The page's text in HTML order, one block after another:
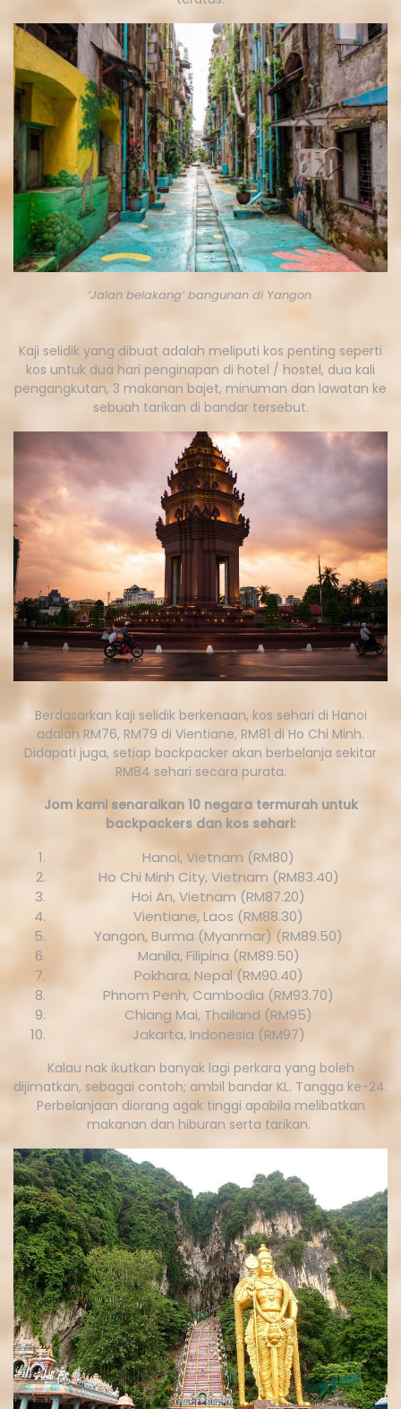
‘Jalan belakang’ bangunan di Yangon.
Kaji selidik yang dibuat adalah meliputi kos penting seperti
kos untuk dua hari penginapan di hotel / hostel, dua kali
pengangkutan, 3 makanan bajet, minuman dan lawatan ke
sebuah tarikan di bandar tersebut.
Berdasarkan kaji selidik berkenaan, kos sehari di Hanoi
adalah RM76, RM79 di Vientiane, RM81 di Ho Chi Minh.
Didapati juga, setiap backpacker akan berbelanja sekitar
RM84 sehari secara purata.
Jom kami senaraikan 10 negara termurah untuk
backpackers dan kos sehari:
Hanoi, Vietnam (RM80)
Ho Chi Minh City, Vietnam (RM83.40)
Hoi An, Vietnam (RM87.20)
Vientiane, Laos (RM88.30)
Yangon, Burma (Myanmar) (RM89.50)
Manila, Filipina (RM89.50)
Pokhara, Nepal (RM90.40)
Phnom Penh, Cambodia (RM93.70)
Chiang Mai, Thailand (RM95)
Jakarta, Indonesia (RM97)
Kalau nak ikutkan banyak lagi perkara yang boleh
dijimatkan, sebagai contoh; ambil bandar KL. Tangga ke-24.
Perbelanjaan diorang agak tinggi apabila melibatkan
makanan dan hiburan serta tarikan.